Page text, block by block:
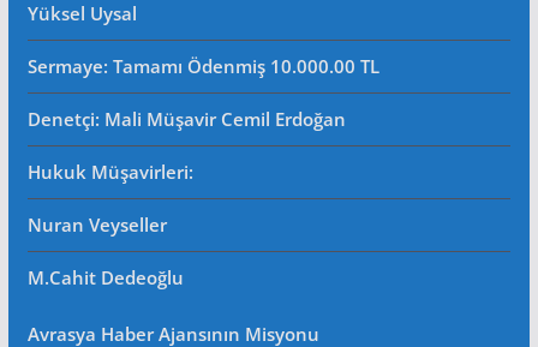
Yüksel Uysal
Sermaye: Tamamı Ödenmiş 10.000.00 TL
Denetçi: Mali Müşavir Cemil Erdoğan
Hukuk Müşavirleri:
Nuran Veyseller
M.Cahit Dedeoğlu
Avrasya Haber Ajansının Misyonu